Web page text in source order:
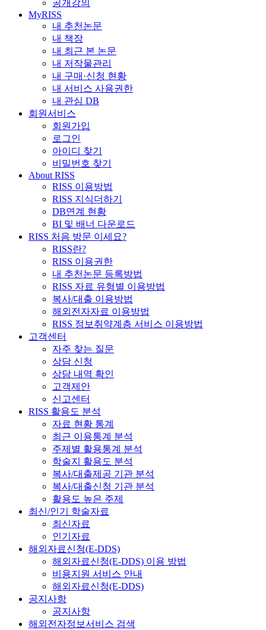
공개강의
MyRISS
내 추천논문
내 책장
내 최근 본 논문
내 저작물관리
내 구매·신청 현황
내 서비스 사용권한
내 관심 DB
회원서비스
회원가입
로그인
아이디 찾기
비밀번호 찾기
About RISS
RISS 이용방법
RISS 지식더하기
DB연계 현황
BI 및 배너 다운로드
RISS 처음 방문 이세요?
RISS란?
RISS 이용권한
내 추천논문 등록방법
RISS 자료 유형별 이용방법
복사/대출 이용방법
해외전자자료 이용방법
RISS 정보취약계층 서비스 이용방법
고객센터
자주 찾는 질문
상담 신청
상담 내역 확인
고객제안
신고센터
RISS 활용도 분석
자료 현황 통계
최근 이용통계 분석
주제별 활용통계 분석
학술지 활용도 분석
복사/대출제공 기관 분석
복사/대출신청 기관 분석
활용도 높은 주제
최신/인기 학술자료
최신자료
인기자료
해외자료신청(E-DDS)
해외자료신청(E-DDS) 이용 방법
비용지원 서비스 안내
해외자료신청(E-DDS)
공지사항
공지사항
해외전자정보서비스 검색